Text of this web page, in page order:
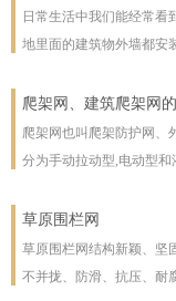
日常生活中我们能经常
地里面的建筑物外墙都安
爬架网、建筑爬架网
爬架网也叫爬架防护网、
分为手动拉动型,电动型
彻底改善了脚手架技术
草原围栏网
草原围栏网结构新颖、坚
不并拢、防滑、抗压、耐